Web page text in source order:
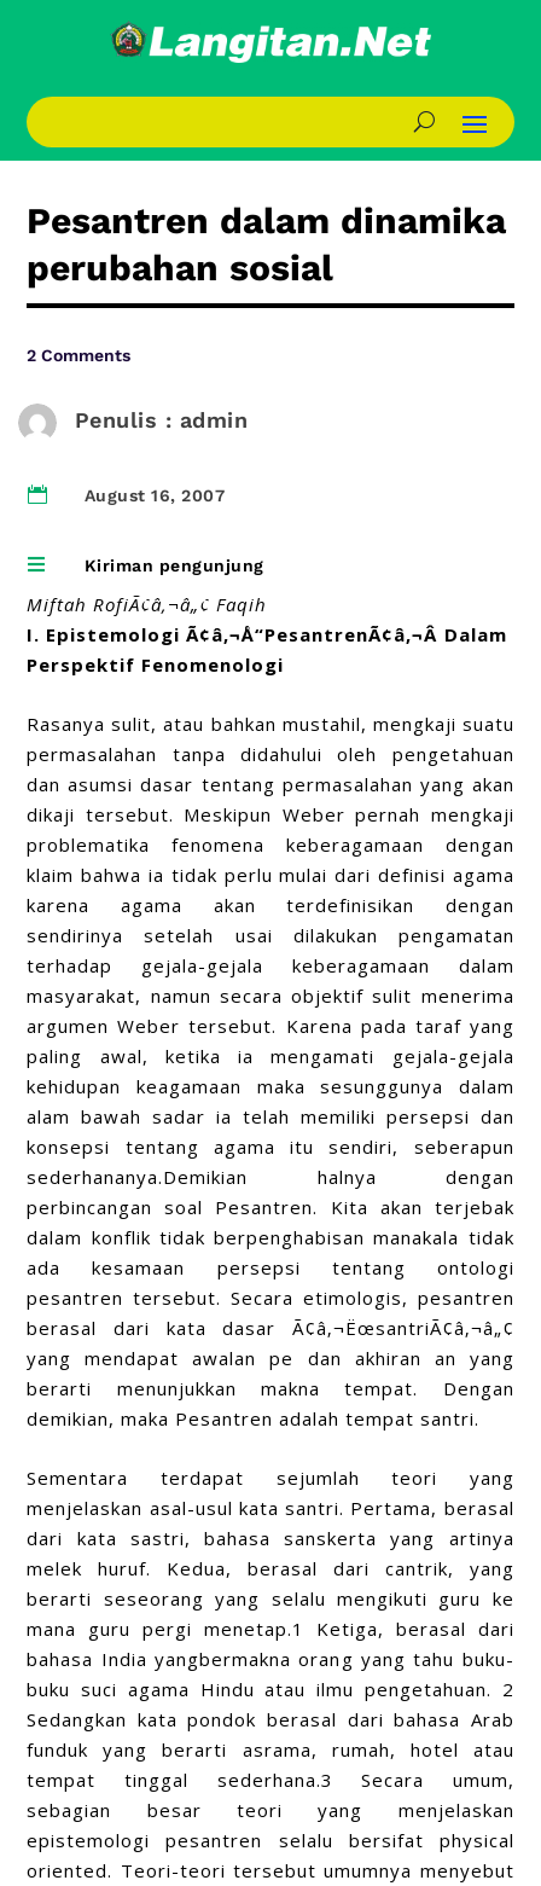
Pesantren dalam dinamika
perubahan sosial
2 Comments
Penulis : admin
 August 16, 2007
 Kiriman pengunjung
Miftah RofiÃ¢â‚¬â„¢ Faqih
I. Epistemologi Ã¢â‚¬Å“PesantrenÃ¢â‚¬Â Dalam
Perspektif Fenomenologi
Rasanya sulit, atau bahkan mustahil, mengkaji suatu
permasalahan tanpa didahului oleh pengetahuan
dan asumsi dasar tentang permasalahan yang akan
dikaji tersebut. Meskipun Weber pernah mengkaji
problematika fenomena keberagamaan dengan
klaim bahwa ia tidak perlu mulai dari definisi agama
karena agama akan terdefinisikan dengan
sendirinya setelah usai dilakukan pengamatan
terhadap gejala-gejala keberagamaan dalam
masyarakat, namun secara objektif sulit menerima
argumen Weber tersebut. Karena pada taraf yang
paling awal, ketika ia mengamati gejala-gejala
kehidupan keagamaan maka sesunggunya dalam
alam bawah sadar ia telah memiliki persepsi dan
konsepsi tentang agama itu sendiri, seberapun
sederhananya.Demikian halnya dengan
perbincangan soal Pesantren. Kita akan terjebak
dalam konflik tidak berpenghabisan manakala tidak
ada kesamaan persepsi tentang ontologi
pesantren tersebut. Secara etimologis, pesantren
berasal dari kata dasar Ã¢â‚¬ËœsantriÃ¢â‚¬â„¢
yang mendapat awalan pe dan akhiran an yang
berarti menunjukkan makna tempat. Dengan
demikian, maka Pesantren adalah tempat santri.
Sementara terdapat sejumlah teori yang
menjelaskan asal-usul kata santri. Pertama, berasal
dari kata sastri, bahasa sanskerta yang artinya
melek huruf. Kedua, berasal dari cantrik, yang
berarti seseorang yang selalu mengikuti guru ke
mana guru pergi menetap.1 Ketiga, berasal dari
bahasa India yangbermakna orang yang tahu buku-
buku suci agama Hindu atau ilmu pengetahuan. 2
Sedangkan kata pondok berasal dari bahasa Arab
funduk yang berarti asrama, rumah, hotel atau
tempat tinggal sederhana.3 Secara umum,
sebagian besar teori yang menjelaskan
epistemologi pesantren selalu bersifat physical
oriented. Teori-teori tersebut umumnya menyebut